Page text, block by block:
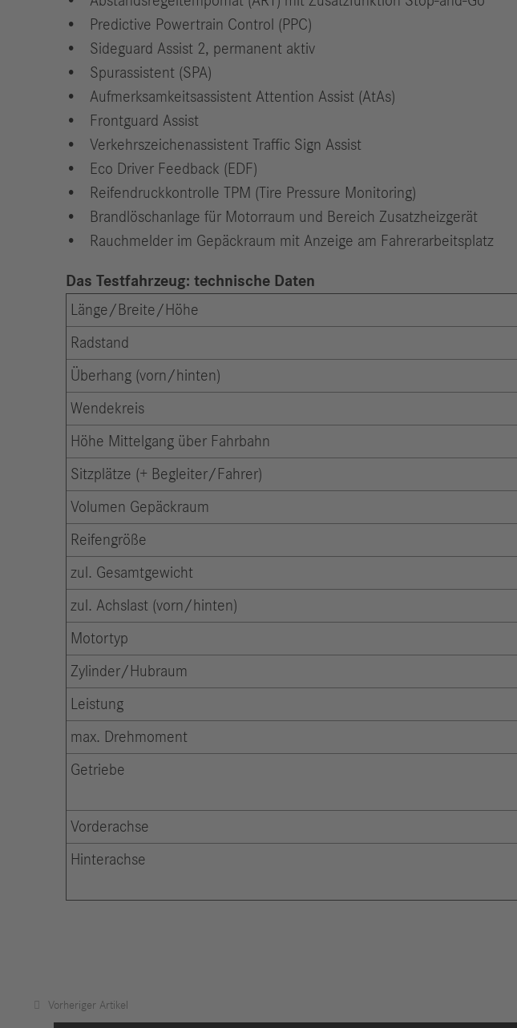
Predictive Powertrain Control (PPC)
Sideguard Assist 2, permanent aktiv
Spurassistent (SPA)
Aufmerksamkeitsassistent Attention Assist (AtAs)
Frontguard Assist
Verkehrszeichenassistent Traffic Sign Assist
Eco Driver Feedback (EDF)
Reifendruckkontrolle TPM (Tire Pressure Monitoring)
Brandlöschanlage für Motorraum und Bereich Zusatzheizgerät
Rauchmelder im Gepäckraum mit Anzeige am Fahrerarbeitsplatz
Das Testfahrzeug: technische Daten
Länge/Breite/Höhe
Radstand
Überhang (vorn/hinten)
Wendekreis
Höhe Mittelgang über Fahrbahn
Sitzplätze (+ Begleiter/Fahrer)
Volumen Gepäckraum
Reifengröße
zul. Gesamtgewicht
zul. Achslast (vorn/hinten)
Motortyp
Zylinder/Hubraum
Leistung
max. Drehmoment
Getriebe
Vorderachse
Hinterachse
Vorheriger Artikel